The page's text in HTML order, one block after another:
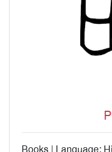
Books | Language: